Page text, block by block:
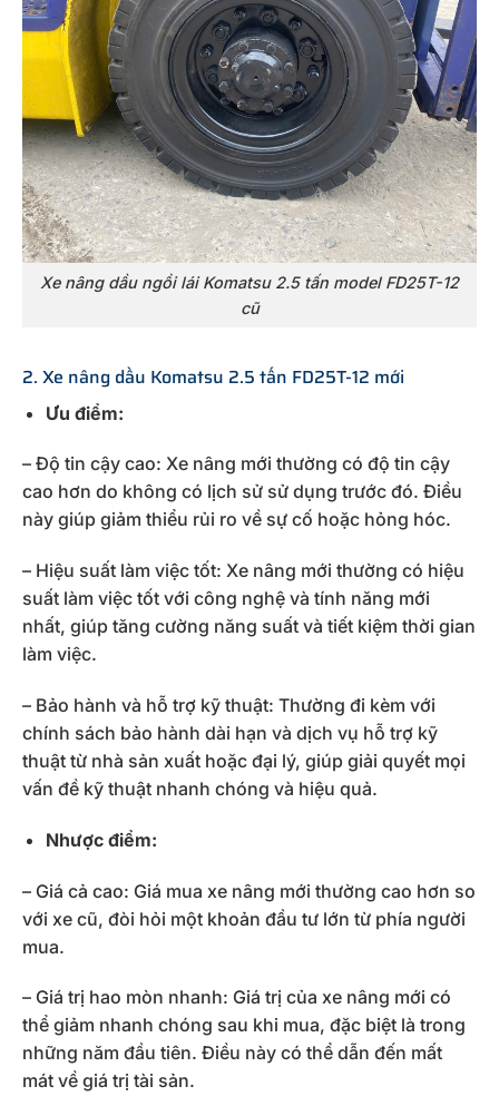
Xe nâng dầu ngồi lái Komatsu 2.5 tấn model FD25T-12
cũ
2. Xe nâng dầu Komatsu 2.5 tấn FD25T-12 mới
Ưu điểm:
– Độ tin cậy cao: Xe nâng mới thường có độ tin cậy
cao hơn do không có lịch sử sử dụng trước đó. Điều
này giúp giảm thiểu rủi ro về sự cố hoặc hỏng hóc.
– Hiệu suất làm việc tốt: Xe nâng mới thường có hiệu
suất làm việc tốt với công nghệ và tính năng mới
nhất, giúp tăng cường năng suất và tiết kiệm thời gian
làm việc.
– Bảo hành và hỗ trợ kỹ thuật: Thường đi kèm với
chính sách bảo hành dài hạn và dịch vụ hỗ trợ kỹ
thuật từ nhà sản xuất hoặc đại lý, giúp giải quyết mọi
vấn đề kỹ thuật nhanh chóng và hiệu quả.
Nhược điểm:
– Giá cả cao: Giá mua xe nâng mới thường cao hơn so
với xe cũ, đòi hỏi một khoản đầu tư lớn từ phía người
mua.
– Giá trị hao mòn nhanh: Giá trị của xe nâng mới có
thể giảm nhanh chóng sau khi mua, đặc biệt là trong
những năm đầu tiên. Điều này có thể dẫn đến mất
mát về giá trị tài sản.